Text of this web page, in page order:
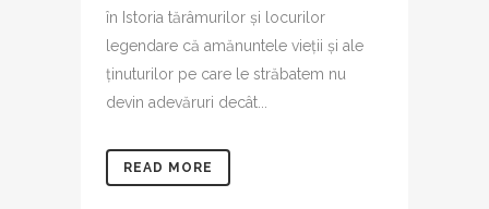
în Istoria tărâmurilor şi locurilor
legendare că amănuntele vieţii şi ale
ţinuturilor pe care le străbatem nu
devin adevăruri decât...
READ MORE